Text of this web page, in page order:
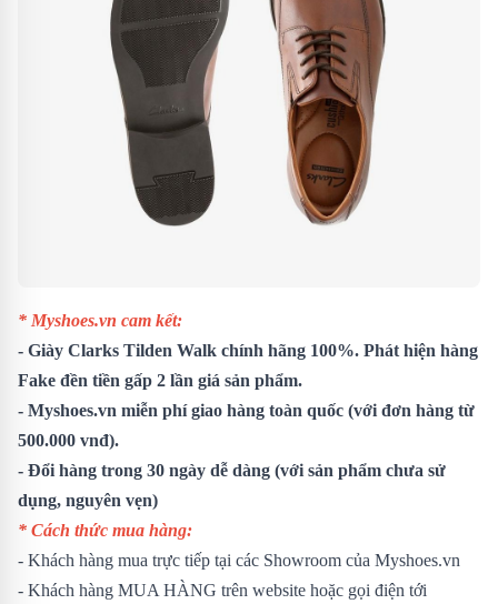
* Myshoes.vn cam kết:
- Giày Clarks Tilden Walk chính hãng 100%. Phát hiện hàng
Fake đền tiền gấp 2 lần giá sản phẩm.
- Myshoes.vn miễn phí giao hàng toàn quốc (với đơn hàng từ
500.000 vnđ).
- Đổi hàng trong 30 ngày dễ dàng (với sản phẩm chưa sử
dụng, nguyên vẹn)
* Cách thức mua hàng:
- Khách hàng mua trực tiếp tại các Showroom của Myshoes.vn
- Khách hàng MUA HÀNG trên website hoặc gọi điện tới